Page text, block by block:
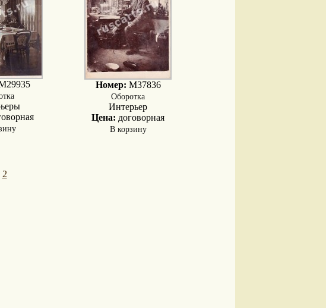
Номер: M37836
Оборотка
Интерьер
Цена: договорная
В корзину
2